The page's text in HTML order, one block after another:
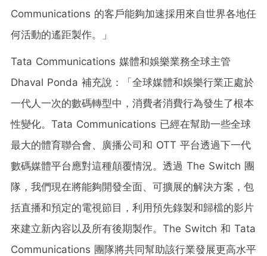
Communications 的客戶能夠加速採用來自世界各地任
何活動的遙距製作。」
Tata Communications 媒體和娛樂業務全球主管
Dhaval Ponda 補充說：「全球媒體和娛樂行業正處於
一代人一次的數碼轉型中，消費者消費行為發生了根本
性變化。Tata Communications 已經在幫助一些全球
最大的體育聯合會、廣播公司和 OTT 平台透過下一代
數碼媒體平台應對這種顛覆情況。透過 The Switch 團
隊，我們現在將能夠開發全面、可擴展的解決方案，包
括直播和預定的電視節目，利用預先錄製和歸檔的影片
來建立新內容以及所有後期製作。The Switch 和 Tata
Communications 團隊將共同幫助該行業發展更高水平